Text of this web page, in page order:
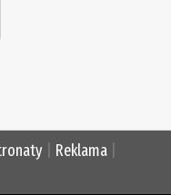
Reklama